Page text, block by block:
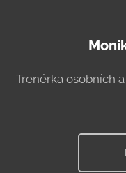
Trenérka osobních